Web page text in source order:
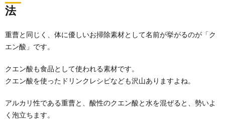
方は意外と知らないものですよね。 ましてやタイ...
【掃除のコツ】フローリング掃除におすす
めの掃除方法と洗剤
イシートだけではなかなか汚れをとることもできない
法
重曹と同じく、体に優しいお掃除素材として名前が挙がるのが「ク
エン酸」です。
クエン酸も食品として使われる素材です。
クエン酸を使ったドリンクレシピなども沢山ありますよね。
アルカリ性である重曹と、酸性のクエン酸と水を混ぜると、勢いよ
く泡立ちます。